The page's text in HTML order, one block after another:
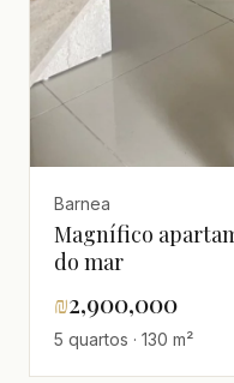
Barnea
Magnífico
do mar
₪2,900,000
5 quartos · 130 m²